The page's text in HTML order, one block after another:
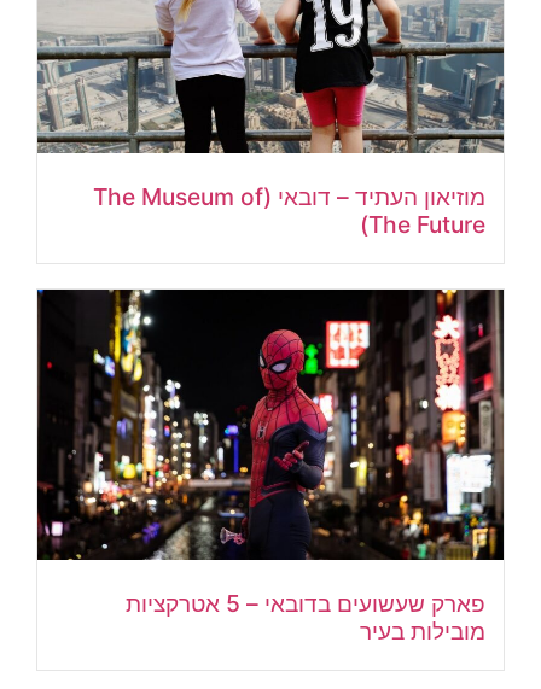
מוזיאון העתיד – דובאי (The Museum of
The Future)
פארק שעשועים בדובאי – 5 אטרקציות
מובילות בעיר